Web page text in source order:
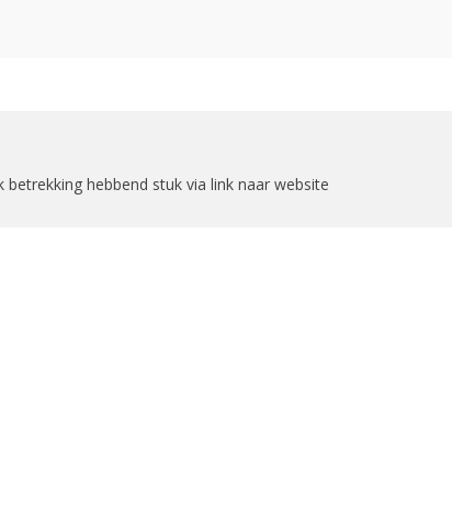
betrekking hebbend stuk via link naar website